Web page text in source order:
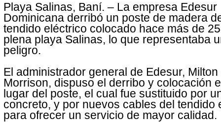
Playa Salinas, Baní. – La empresa Edesur
Dominicana derribó un poste de madera
tendido eléctrico colocado hace más de
plena playa Salinas, lo que representaba
peligro.
El administrador general de Edesur, Milton
Morrison, dispuso el derribo y colocación
lugar del poste, el cual fue sustituido por
concreto, y por nuevos cables del tendido
para ofrecer un servicio de mayor calidad.